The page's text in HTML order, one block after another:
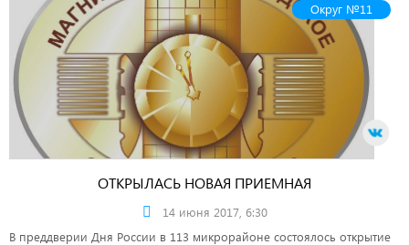
Округ №11
ОТКРЫЛАСЬ НОВАЯ ПРИЕМНАЯ
14 июня 2017, 6:30
В преддверии Дня России в 113 микрорайоне состоялось открытие